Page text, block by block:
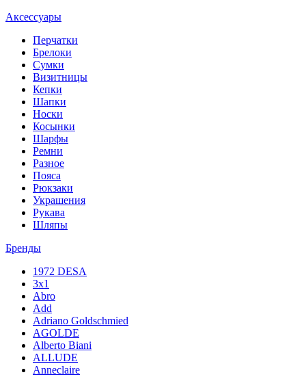
Аксессуары
Перчатки
Брелоки
Сумки
Визитницы
Кепки
Шапки
Носки
Косынки
Шарфы
Ремни
Разное
Пояса
Рюкзаки
Украшения
Рукава
Шляпы
Бренды
1972 DESA
3x1
Abro
Add
Adriano Goldschmied
AGOLDE
Alberto Biani
ALLUDE
Anneclaire